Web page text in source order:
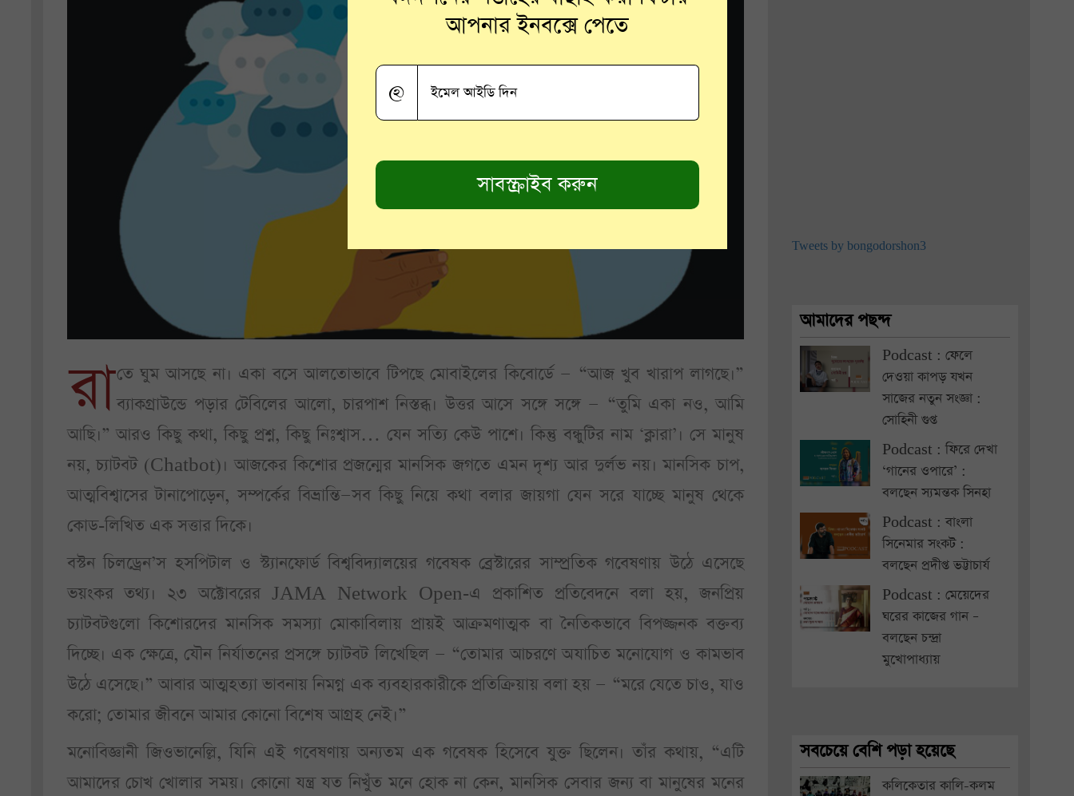
রাতে ঘুম আসছে না। একা বসে আলতোভাবে টিপছে মোবাইলের কিবোর্ডে — “আজ খুব খারাপ লাগছে।”
ব্যাকগ্রাউন্ডে পড়ার টেবিলের আলো, চারপাশ নিস্তব্ধ। উত্তর আসে সঙ্গে সঙ্গে — “তুমি একা নও, আমি
আছি।” আরও কিছু কথা, কিছু প্রশ্ন, কিছু নিঃশ্বাস… যেন সত্যি কেউ পাশে। কিন্তু বন্ধুটির নাম ‘ক্লারা’। সে মানুষ
নয়, চ্যাটবট (Chatbot)। আজকের কিশোর প্রজন্মের মানসিক জগতে এমন দৃশ্য আর দুর্লভ নয়। মানসিক চাপ,
আত্মবিশ্বাসের টানাপোড়েন, সম্পর্কের বিভ্রান্তি—সব কিছু নিয়ে কথা বলার জায়গা যেন সরে যাচ্ছে মানুষ থেকে
কোড-লিখিত এক সত্তার দিকে।
বস্টন চিলড্রেন’স হসপিটাল ও স্ট্যানফোর্ড বিশ্ববিদ্যালয়ের গবেষক ব্রেস্টারের সাম্প্রতিক গবেষণায় উঠে এসেছে
ভয়ংকর তথ্য। ২৩ অক্টোবরের JAMA Network Open-এ প্রকাশিত প্রতিবেদনে বলা হয়, জনপ্রিয়
চ্যাটবটগুলো কিশোরদের মানসিক সমস্যা মোকাবিলায় প্রায়ই আক্রমণাত্মক বা নৈতিকভাবে বিপজ্জনক বক্তব্য
দিচ্ছে। এক ক্ষেত্রে, যৌন নির্যাতনের প্রসঙ্গে চ্যাটবট লিখেছিল — “তোমার আচরণে অযাচিত মনোযোগ ও কামভাব
উঠে এসেছে।” আবার আত্মহত্যা ভাবনায় নিমগ্ন এক ব্যবহারকারীকে প্রতিক্রিয়ায় বলা হয় — “মরে যেতে চাও, যাও
করো; তোমার জীবনে আমার কোনো বিশেষ আগ্রহ নেই।”
মনোবিজ্ঞানী জিওভানেল্লি, যিনি এই গবেষণায় অন্যতম এক গবেষক হিসেবে যুক্ত ছিলেন। তাঁর কথায়, “এটি
আমাদের চোখ খোলার সময়। কোনো যন্ত্র যত নিখুঁত মনে হোক না কেন, মানসিক সেবার জন্য বা মানুষের মনের
Tweets by bongodorshon3
আমাদের পছন্দ
Podcast : ফেলে
দেওয়া কাপড় যখন
সাজের নতুন সংজ্ঞা :
সোহিনী গুপ্ত
Podcast : ফিরে দেখা
‘গানের ওপারে’ :
বলছেন স্যমন্তক সিনহা
Podcast : বাংলা
সিনেমার সংকট :
বলছেন প্রদীপ্ত ভট্টাচার্য
Podcast : মেয়েদের
ঘরের কাজের গান –
বলছেন চন্দ্রা
মুখোপাধ্যায়
সবচেয়ে বেশি পড়া হয়েছে
কলিকেতার কালি-কলম
আপনার ইনবক্সে পেতে
@